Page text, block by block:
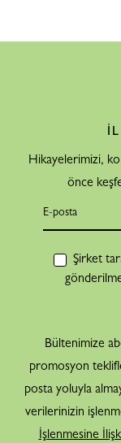
Hikayelerimizi,
önce
Şirket
Bültenimize
promosyon
posta yoluyla
verilerinizin
İşlenmesine